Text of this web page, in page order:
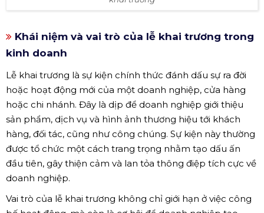
Khái niệm và vai trò của lễ khai trương trong
kinh doanh
Lễ khai trương là sự kiện chính thức đánh dấu sự ra đời
hoặc hoạt động mới của một doanh nghiệp, cửa hàng
hoặc chi nhánh. Đây là dịp để doanh nghiệp giới thiệu
sản phẩm, dịch vụ và hình ảnh thương hiệu tới khách
hàng, đối tác, cũng như công chúng. Sự kiện này thường
được tổ chức một cách trang trọng nhằm tạo dấu ấn
đầu tiên, gây thiện cảm và lan tỏa thông điệp tích cực về
doanh nghiệp.
Vai trò của lễ khai trương không chỉ giới hạn ở việc công